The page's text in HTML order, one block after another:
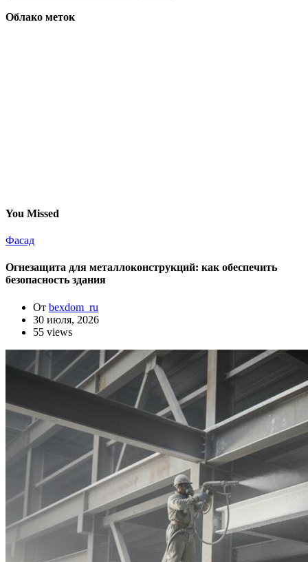
Облако меток
You Missed
Фасад
Огнезащита для металлоконструкций: как обеспечить
безопасность здания
От bexdom_ru
30 июля, 2026
55 views